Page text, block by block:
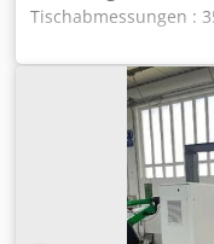
Tischabmessungen :
Aeuhbxasnxewa - T-
[mm] - Spindel
Eilgang
[mm/min.] ZUBEHÖR
Verhaltungsblech